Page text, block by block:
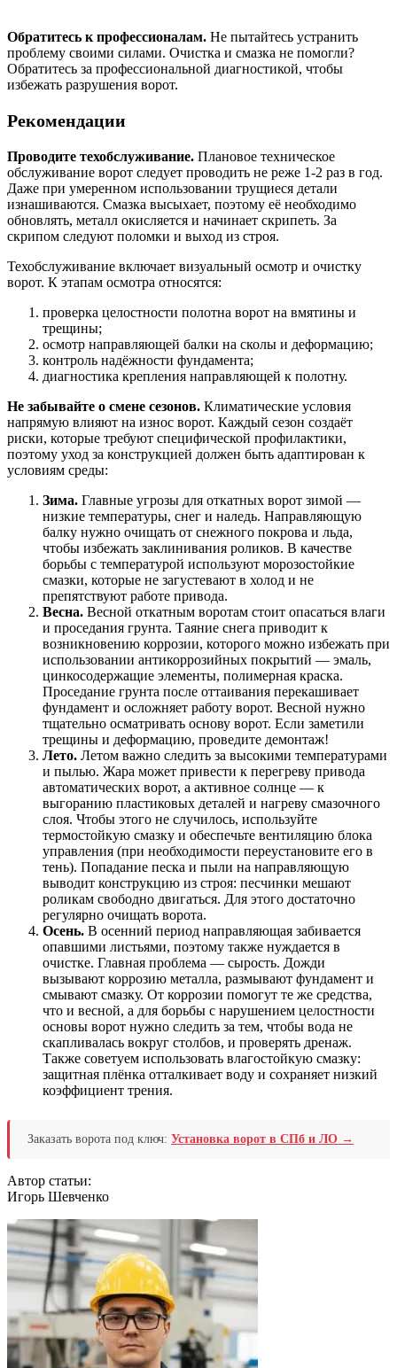
Обратитесь к профессионалам. Не пытайтесь устранить
проблему своими силами. Очистка и смазка не помогли?
Обратитесь за профессиональной диагностикой, чтобы
избежать разрушения ворот.
Рекомендации
Проводите техобслуживание. Плановое техническое
обслуживание ворот следует проводить не реже 1-2 раз в год.
Даже при умеренном использовании трущиеся детали
изнашиваются. Смазка высыхает, поэтому её необходимо
обновлять, металл окисляется и начинает скрипеть. За
скрипом следуют поломки и выход из строя.
Техобслуживание включает визуальный осмотр и очистку
ворот. К этапам осмотра относятся:
проверка целостности полотна ворот на вмятины и
трещины;
осмотр направляющей балки на сколы и деформацию;
контроль надёжности фундамента;
диагностика крепления направляющей к полотну.
Не забывайте о смене сезонов. Климатические условия
напрямую влияют на износ ворот. Каждый сезон создаёт
риски, которые требуют специфической профилактики,
поэтому уход за конструкцией должен быть адаптирован к
условиям среды:
Зима. Главные угрозы для откатных ворот зимой —
низкие температуры, снег и наледь. Направляющую
балку нужно очищать от снежного покрова и льда,
чтобы избежать заклинивания роликов. В качестве
борьбы с температурой используют морозостойкие
смазки, которые не загустевают в холод и не
препятствуют работе привода.
Весна. Весной откатным воротам стоит опасаться влаги
и проседания грунта. Таяние снега приводит к
возникновению коррозии, которого можно избежать при
использовании антикоррозийных покрытий — эмаль,
цинкосодержащие элементы, полимерная краска.
Проседание грунта после оттаивания перекашивает
фундамент и осложняет работу ворот. Весной нужно
тщательно осматривать основу ворот. Если заметили
трещины и деформацию, проведите демонтаж!
Лето. Летом важно следить за высокими температурами
и пылью. Жара может привести к перегреву привода
автоматических ворот, а активное солнце — к
выгоранию пластиковых деталей и нагреву смазочного
слоя. Чтобы этого не случилось, используйте
термостойкую смазку и обеспечьте вентиляцию блока
управления (при необходимости переустановите его в
тень). Попадание песка и пыли на направляющую
выводит конструкцию из строя: песчинки мешают
роликам свободно двигаться. Для этого достаточно
регулярно очищать ворота.
Осень. В осенний период направляющая забивается
опавшими листьями, поэтому также нуждается в
очистке. Главная проблема — сырость. Дожди
вызывают коррозию металла, размывают фундамент и
смывают смазку. От коррозии помогут те же средства,
что и весной, а для борьбы с нарушением целостности
основы ворот нужно следить за тем, чтобы вода не
скапливалась вокруг столбов, и проверять дренаж.
Также советуем использовать влагостойкую смазку:
защитная плёнка отталкивает воду и сохраняет низкий
коэффициент трения.
Заказать ворота под ключ: Установка ворот в СПб и ЛО →
Автор статьи:
Игорь Шевченко